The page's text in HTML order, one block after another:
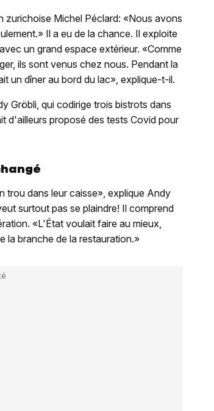
zurichoise Michel Péclard: «Nous avons
Il a eu de la chance. Il exploite
un grand espace extérieur. «Comme
ils sont venus chez nous. Pendant la
un dîner au bord du lac», explique-t-il.
Gröbli, qui codirige trois bistrots dans
d'ailleurs proposé des tests Covid pour
trou dans leur caisse», explique Andy
surtout pas se plaindre! Il comprend
«L'État voulait faire au mieux,
la branche de la restauration.»